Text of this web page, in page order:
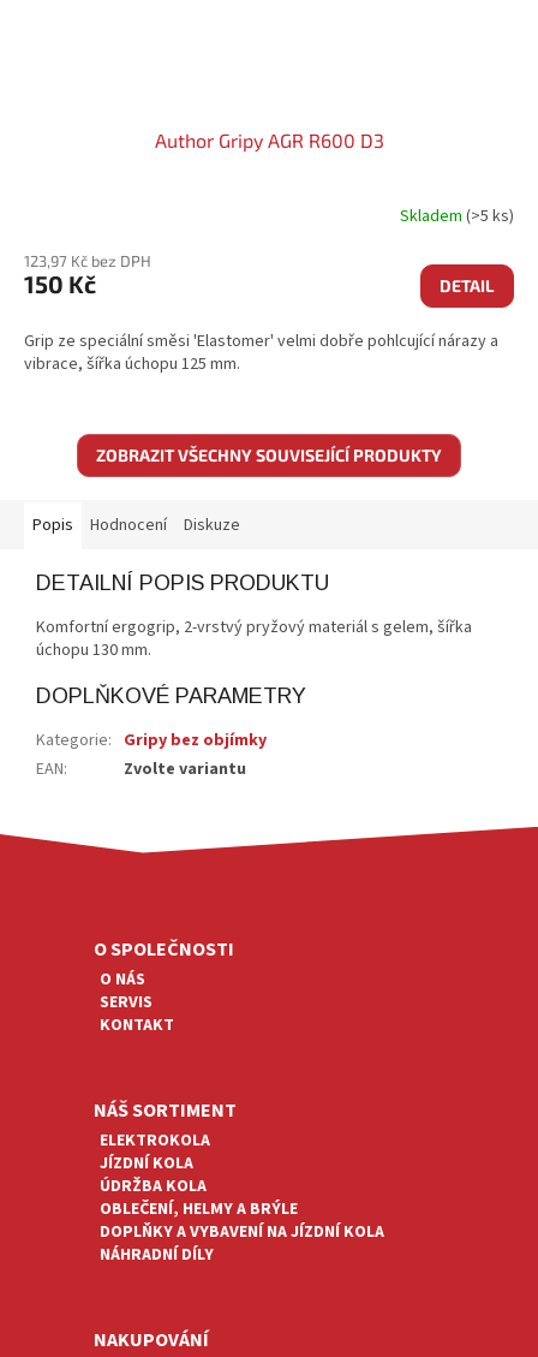
Author Gripy AGR R600 D3
Skladem (>5 ks)
123,97 Kč bez DPH
150 Kč DETAIL
Grip ze speciální směsi 'Elastomer' velmi dobře pohlcující nárazy a
vibrace, šířka úchopu 125 mm.
ZOBRAZIT VŠECHNY SOUVISEJÍCÍ PRODUKTY
Popis Hodnocení Diskuze
DETAILNÍ POPIS PRODUKTU
Komfortní ergogrip, 2-vrstvý pryžový materiál s gelem, šířka
úchopu 130 mm.
DOPLŇKOVÉ PARAMETRY
Kategorie: Gripy bez objímky
EAN: Zvolte variantu
O SPOLEČNOSTI
O NÁS
SERVIS
KONTAKT
NÁŠ SORTIMENT
ELEKTROKOLA
JÍZDNÍ KOLA
ÚDRŽBA KOLA
OBLEČENÍ, HELMY A BRÝLE
DOPLŇKY A VYBAVENÍ NA JÍZDNÍ KOLA
NÁHRADNÍ DÍLY
NAKUPOVÁNÍ